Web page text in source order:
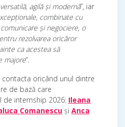
versatilă, agilă și modernă”, iar
combinate cu
și negociere, o
rezolvarea oricăror
ca acestea să
majore“.
contacta oricând unul dintre
de bază care
internship 2026: Ileana
Comanescu și Anca